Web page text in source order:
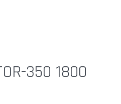
350 1800